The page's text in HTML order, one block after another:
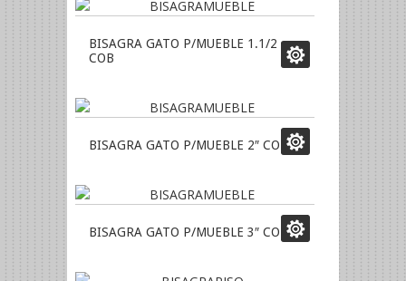
BISAGRA GATO P/MUEBLE 1.1/2
COB
BISAGRA GATO P/MUEBLE 2″ COB
BISAGRA GATO P/MUEBLE 3″ COB